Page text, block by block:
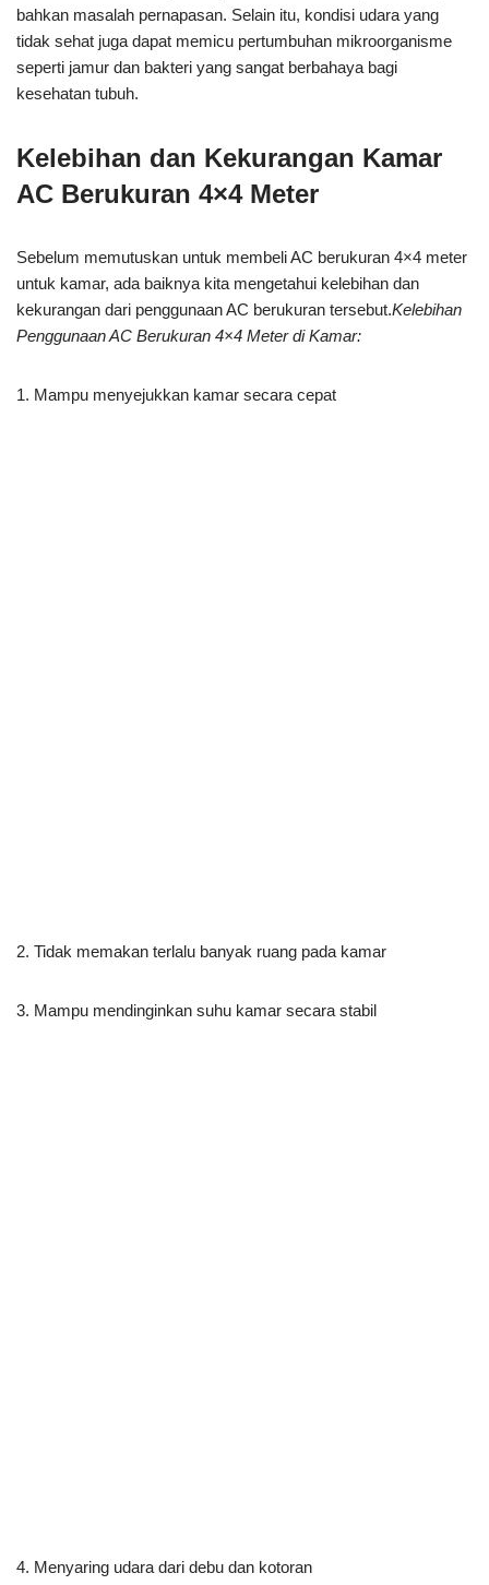
bahkan masalah pernapasan. Selain itu, kondisi udara yang
tidak sehat juga dapat memicu pertumbuhan mikroorganisme
seperti jamur dan bakteri yang sangat berbahaya bagi
kesehatan tubuh.
Kelebihan dan Kekurangan Kamar
AC Berukuran 4×4 Meter
Sebelum memutuskan untuk membeli AC berukuran 4×4 meter
untuk kamar, ada baiknya kita mengetahui kelebihan dan
kekurangan dari penggunaan AC berukuran tersebut.Kelebihan
Penggunaan AC Berukuran 4×4 Meter di Kamar:
1. Mampu menyejukkan kamar secara cepat
2. Tidak memakan terlalu banyak ruang pada kamar
3. Mampu mendinginkan suhu kamar secara stabil
4. Menyaring udara dari debu dan kotoran